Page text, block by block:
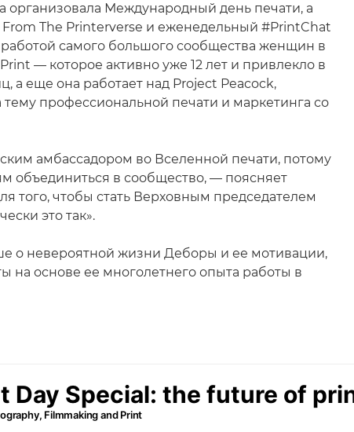
организовала Международный день печати, а
From The Printerverse и еженедельный #PrintChat
самого большого сообщества женщин в
— которое активно уже 12 лет и привлекло в
а еще она работает над Project Peacock,
профессиональной печати и маркетинга со
амбассадором во Вселенной печати, потому
объединиться в сообщество, — поясняет
того, чтобы стать Верховным председателем
это так».
о невероятной жизни Деборы и ее мотивации,
на основе ее многолетнего опыта работы в